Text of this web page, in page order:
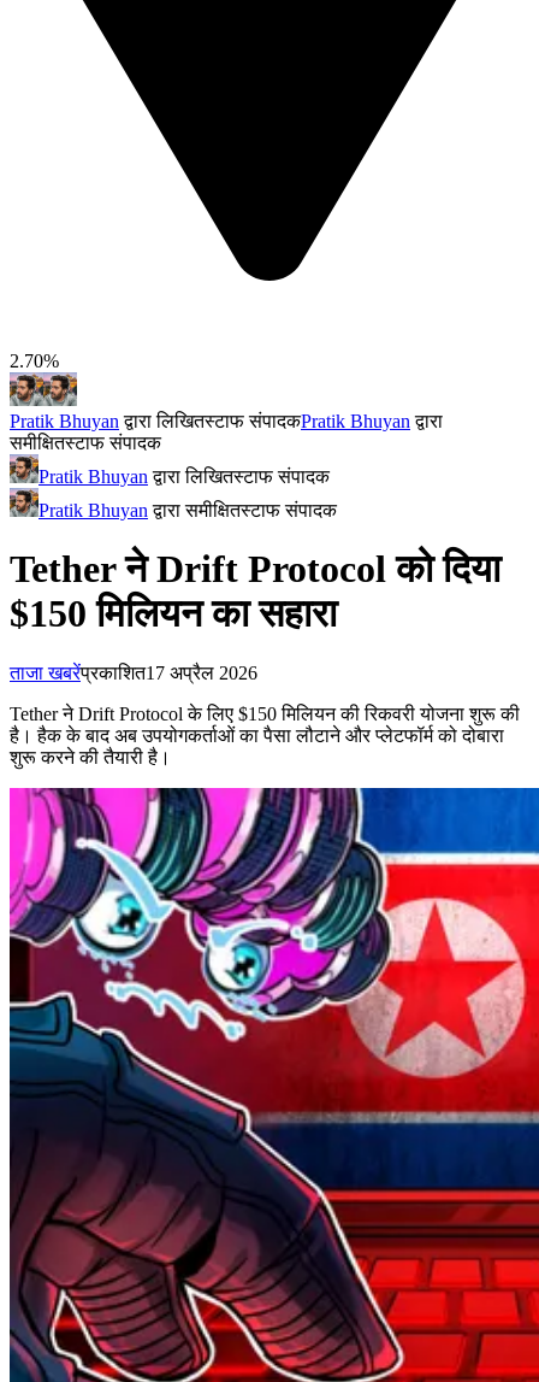
2.70%
Pratik Bhuyan द्वारा लिखितस्टाफ संपादकPratik Bhuyan द्वारा
समीक्षितस्टाफ संपादक
Pratik Bhuyan द्वारा लिखितस्टाफ संपादक
Pratik Bhuyan द्वारा समीक्षितस्टाफ संपादक
Tether ने Drift Protocol को दिया
$150 मिलियन का सहारा
ताजा खबरेंप्रकाशित17 अप्रैल 2026
Tether ने Drift Protocol के लिए $150 मिलियन की रिकवरी योजना शुरू की
है। हैक के बाद अब उपयोगकर्ताओं का पैसा लौटाने और प्लेटफॉर्म को दोबारा
शुरू करने की तैयारी है।